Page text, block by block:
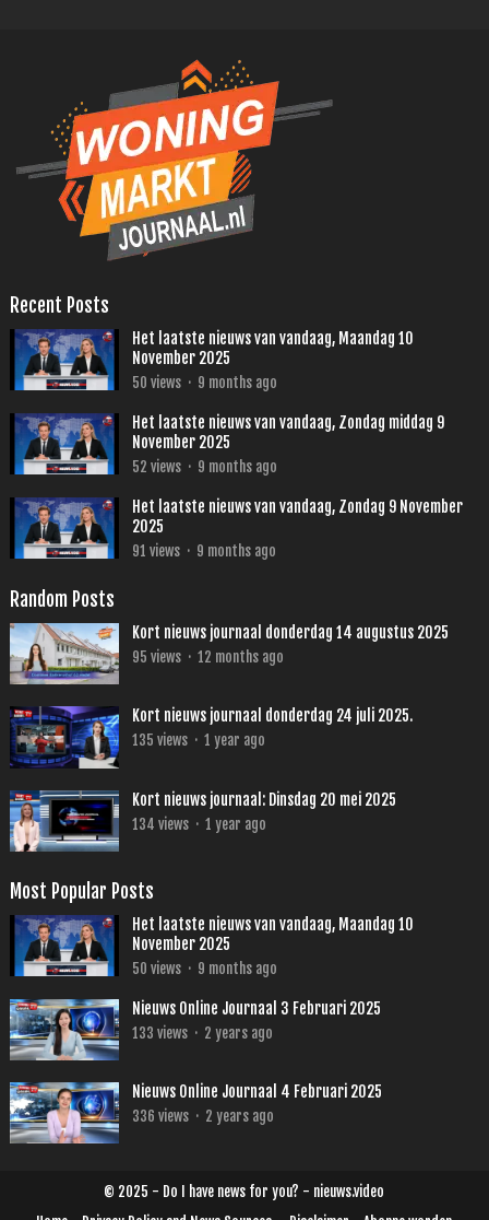
Recent Posts
Het laatste nieuws van vandaag, Maandag 10
November 2025
50 views · 9 months ago
Het laatste nieuws van vandaag, Zondag middag 9
November 2025
52 views · 9 months ago
Het laatste nieuws van vandaag, Zondag 9 November
2025
91 views · 9 months ago
Random Posts
Kort nieuws journaal donderdag 14 augustus 2025
95 views · 12 months ago
Kort nieuws journaal donderdag 24 juli 2025.
135 views · 1 year ago
Kort nieuws journaal: Dinsdag 20 mei 2025
134 views · 1 year ago
Most Popular Posts
Het laatste nieuws van vandaag, Maandag 10
November 2025
50 views · 9 months ago
Nieuws Online Journaal 3 Februari 2025
133 views · 2 years ago
Nieuws Online Journaal 4 Februari 2025
336 views · 2 years ago
© 2025 - Do I have news for you? - nieuws.video